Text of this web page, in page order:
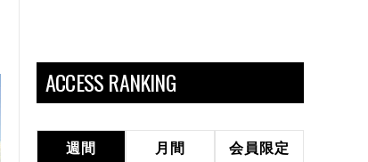
ACCESS RANKING
週間 月間 会員限定